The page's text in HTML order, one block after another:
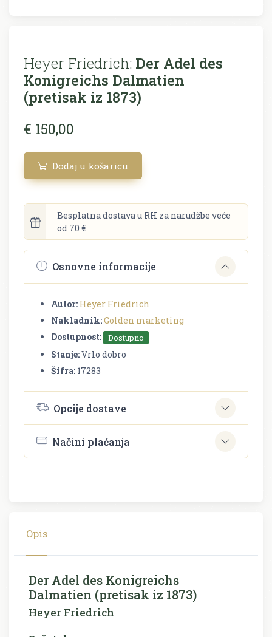
Heyer Friedrich: Der Adel des
Konigreichs Dalmatien
(pretisak iz 1873)
€ 150,00
Dodaj u košaricu
Besplatna dostava u RH za narudžbe veće
od 70 €
Osnovne informacije
Autor: Heyer Friedrich
Nakladnik:Golden marketing
Dostupnost:
Dostupno
Stanje:Vrlo dobro
Šifra: 17283
Opcije dostave
Načini plaćanja
Opis
Der Adel des Konigreichs
Dalmatien (pretisak iz 1873)
Heyer Friedrich